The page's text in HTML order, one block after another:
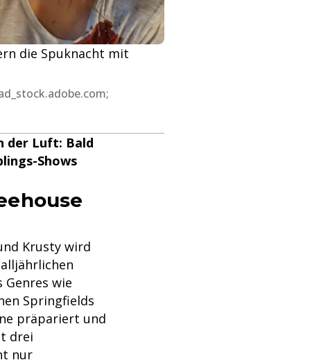
die Spuknacht mit
der Luft: Bald
Shows
Krusty wird
wie
Springfields
präpariert und
drei
nur